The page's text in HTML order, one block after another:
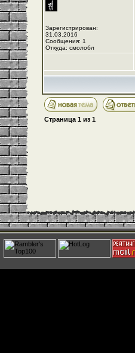
Зарегистрирован:
31.03.2016
Сообщения: 1
Откуда: смолобл
Страница 1 из 1